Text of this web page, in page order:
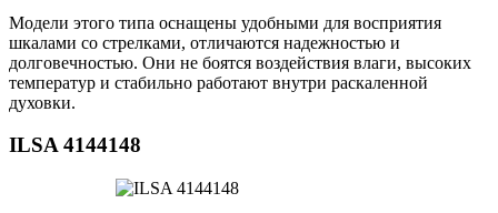
Модели этого типа оснащены удобными для восприятия
шкалами со стрелками, отличаются надежностью и
долговечностью. Они не боятся воздействия влаги, высоких
температур и стабильно работают внутри раскаленной
духовки.
ILSA 4144148